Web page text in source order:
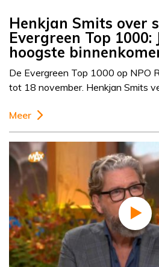
Henkjan Smits over
Evergreen Top 1000:
hoogste
De Evergreen Top 1000 op NPO
tot 18 november. Henkjan Smits
Meer